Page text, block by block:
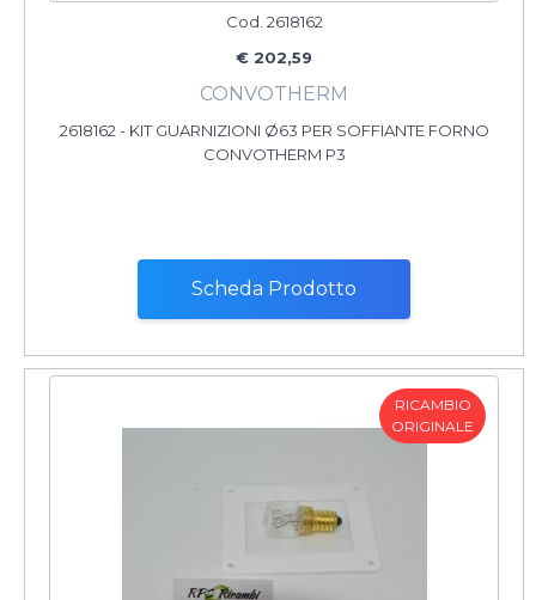
Cod. 2618162
€ 202,59
CONVOTHERM
2618162 - KIT GUARNIZIONI Ø63 PER SOFFIANTE FORNO
CONVOTHERM P3
Scheda Prodotto
RICAMBIO
ORIGINALE